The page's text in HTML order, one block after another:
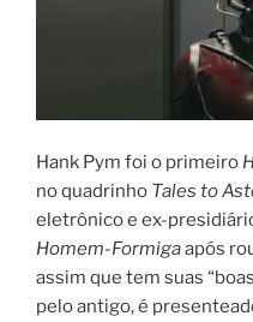
Hank Pym foi o primeiro
no quadrinho Tales to
eletrônico e ex-
Homem-Formigaapós
assim que tem suas
pelo antigo, é